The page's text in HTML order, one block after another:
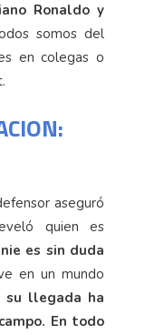
Ronaldo y
somos del
en colegas o
aseguró
quien es
es sin duda
en un mundo
su llegada ha
En todo